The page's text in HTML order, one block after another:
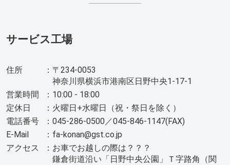
サービス工場
住所 ： 〒234-0053
神奈川県横浜市港南区日野中央1-17-1
営業時間
： 10:00 - 18:00
定休日
： 火曜日+水曜日（祝・祭日を除く）
電話番号
： 045-286-0500／045-846-1147(FAX)
E-Mail
： fa-konan@gst.co.jp
アクセス
： お車でお越しの際は？？？
鎌倉街道沿い「日野中央公園」Ｔ字路角（関